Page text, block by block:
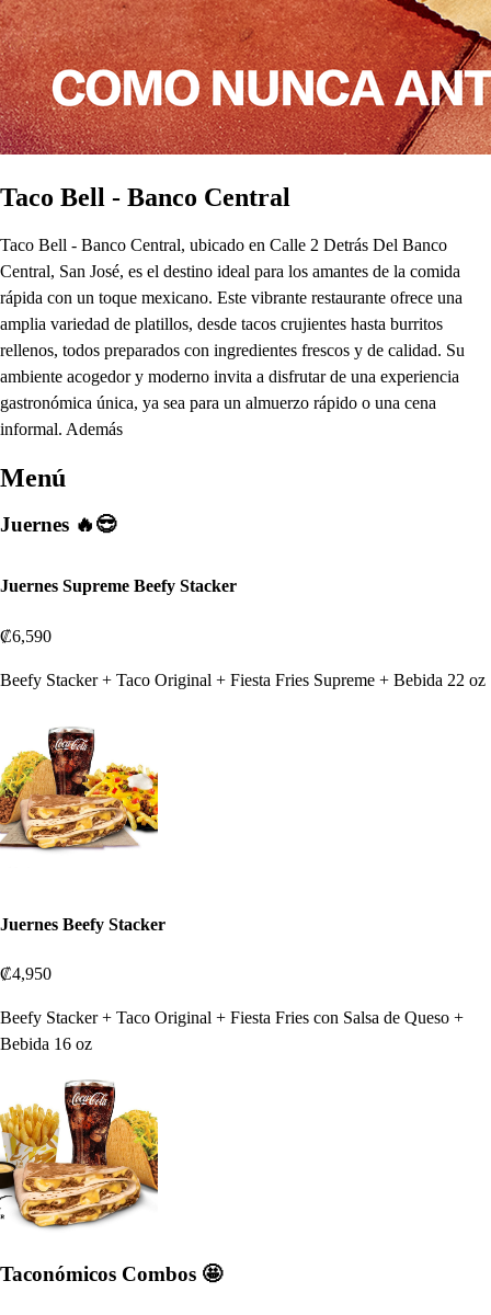
Taco Bell - Banco Central
Taco Bell - Banco Central, ubicado en Calle 2 Detrás Del Banco
Central, San José, es el destino ideal para los amantes de la comida
rápida con un toque mexicano. Este vibrante restaurante ofrece una
amplia variedad de platillos, desde tacos crujientes hasta burritos
rellenos, todos preparados con ingredientes frescos y de calidad. Su
ambiente acogedor y moderno invita a disfrutar de una experiencia
gastronómica única, ya sea para un almuerzo rápido o una cena
informal. Además
Menú
Juernes 🔥😎
Juernes Supreme Beefy Stacker
₡6,590
Beefy Stacker + Taco Original + Fiesta Fries Supreme + Bebida 22 oz
Juernes Beefy Stacker
₡4,950
Beefy Stacker + Taco Original + Fiesta Fries con Salsa de Queso +
Bebida 16 oz
Taconómicos Combos 🤩